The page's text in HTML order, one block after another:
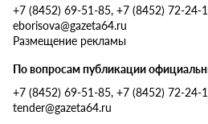
+7 (8452) 69-51-85, +7 (8452) 72-24-
eborisova@gazeta64.ru
Размещение рекламы
По вопросам публикации
+7 (8452) 69-51-85, +7 (8452) 72-24-
tender@gazeta64.ru